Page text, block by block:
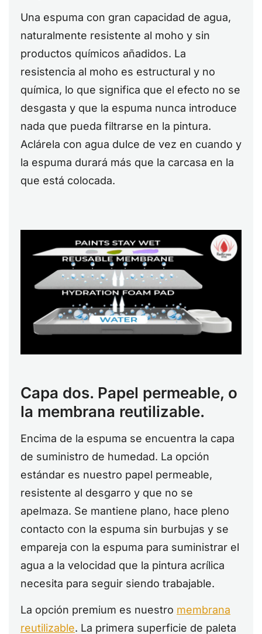
Una espuma con gran capacidad de agua,
naturalmente resistente al moho y sin
productos químicos añadidos. La
resistencia al moho es estructural y no
química, lo que significa que el efecto no se
desgasta y que la espuma nunca introduce
nada que pueda filtrarse en la pintura.
Aclárela con agua dulce de vez en cuando y
la espuma durará más que la carcasa en la
que está colocada.
Capa dos. Papel permeable, o
la membrana reutilizable.
Encima de la espuma se encuentra la capa
de suministro de humedad. La opción
estándar es nuestro papel permeable,
resistente al desgarro y que no se
apelmaza. Se mantiene plano, hace pleno
contacto con la espuma sin burbujas y se
empareja con la espuma para suministrar el
agua a la velocidad que la pintura acrílica
necesita para seguir siendo trabajable.
La opción premium es nuestro membrana
reutilizable. La primera superficie de paleta